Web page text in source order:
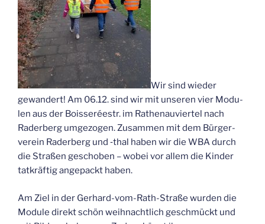
Wir sind wie­der
gewan­dert! Am 06.12. sind wir mit unse­ren vier Modu­
len aus der Bois­se­réestr. im Rathen­au­vier­tel nach
Rader­berg umge­zo­gen. Zusam­men mit dem Bür­ger­
ver­ein Rader­berg und ‑thal haben wir die WBA durch
die Stra­ßen gescho­ben – wobei vor allem die Kin­der
tat­kräf­tig ange­packt haben.
Am Ziel in der Ger­hard-vom-Rath-Stra­ße wur­den die
Modu­le direkt schön weih­nacht­lich geschmückt und